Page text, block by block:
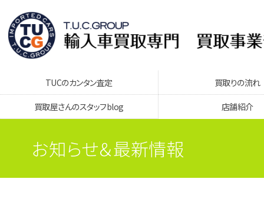
TUCのカンタン査定 買取りの流れ
買取屋さんのスタッフblog 店舗紹介
お知らせ＆最新情報